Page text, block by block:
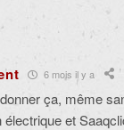
6 mois il y a
ça, même
et